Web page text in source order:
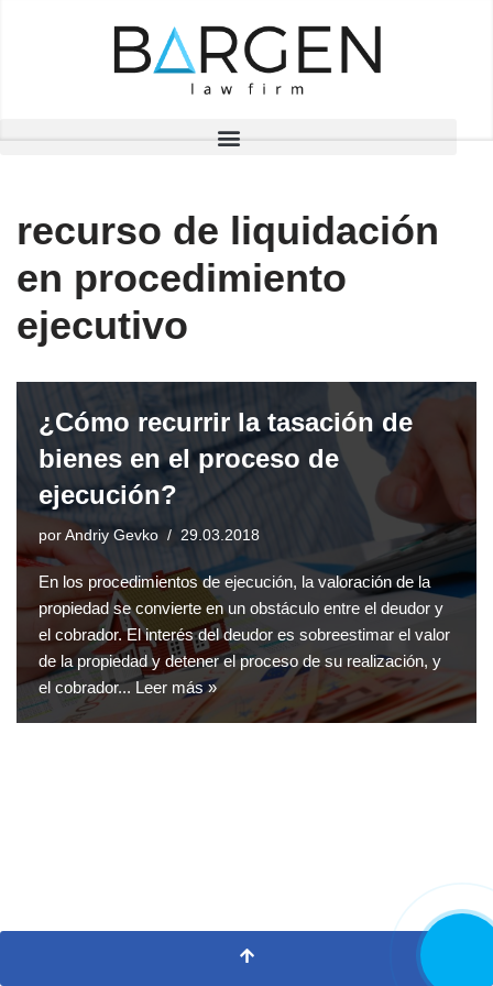
recurso de liquidación
en procedimiento
ejecutivo
¿Cómo recurrir la tasación de
bienes en el proceso de
ejecución?
por Andriy Gevko 29.03.2018
En los procedimientos de ejecución, la valoración de la
propiedad se convierte en un obstáculo entre el deudor y
el cobrador. El interés del deudor es sobreestimar el valor
de la propiedad y detener el proceso de su realización, y
el cobrador...Leer más »